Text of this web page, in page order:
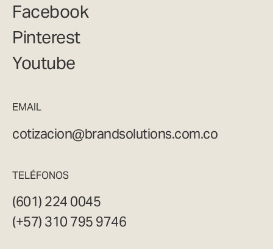
Facebook
Pinterest
Youtube
EMAIL
cotizacion@brandsolutions.com.co
TELÉFONOS
(601) 224 0045
(+57) 310 795 9746